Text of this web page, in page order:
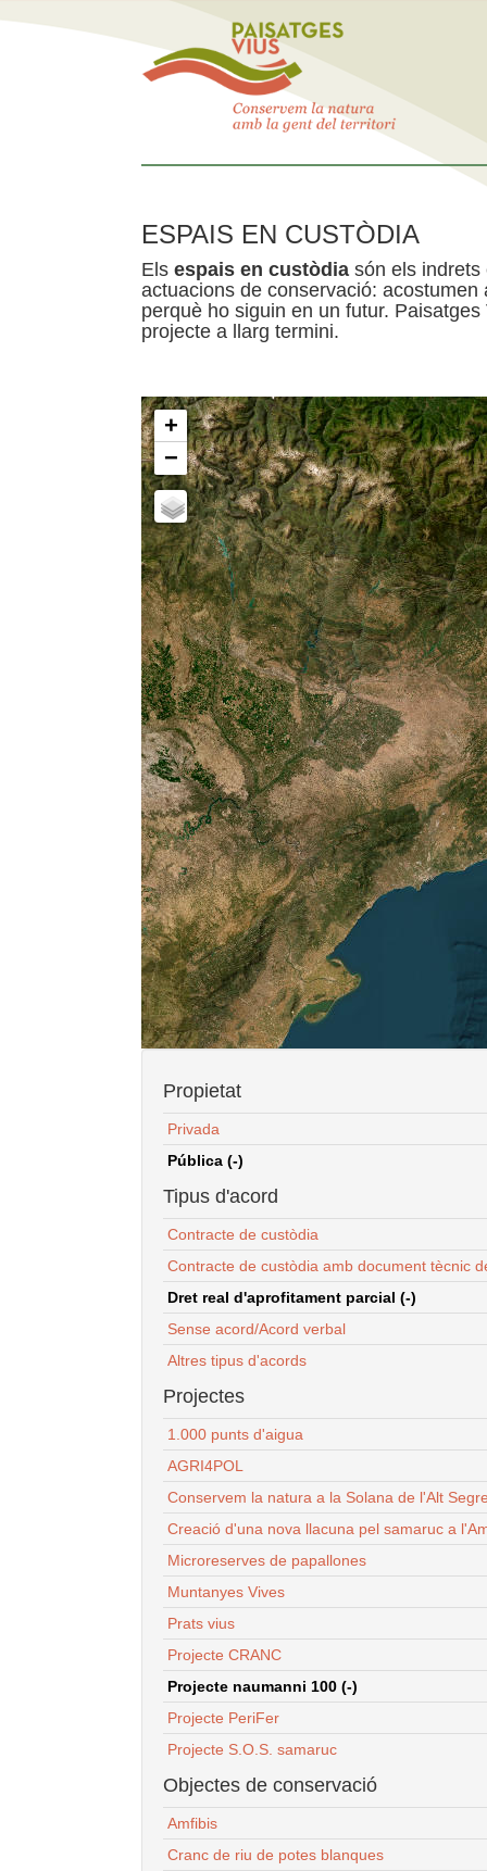
ESPAIS EN CUSTÒDIA
Els espais en custòdia són els indrets
actuacions de conservació:
perquè ho siguin en un futur.
projecte a llarg termini.
+
−
Propietat
Privada
Pública (-)
Tipus d'acord
Contracte de custòdia
Contracte de custòdia amb document tècnic
Dret real d'aprofitament parcial (-)
Sense acord/Acord verbal
Altres tipus d'acords
Projectes
1.000 punts d'aigua
AGRI4POL
Conservem la natura a la Solana de l'Alt
Creació d'una nova llacuna pel samaruc a
Microreserves de papallones
Muntanyes Vives
Prats vius
Projecte CRANC
Projecte naumanni 100 (-)
Projecte PeriFer
Projecte S.O.S. samaruc
Objectes de conservació
Amfibis
Cranc de riu de potes blanques